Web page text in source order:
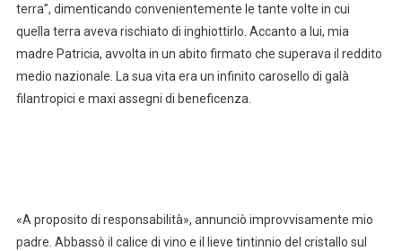
terra”, dimenticando convenientemente le tante volte in cui
quella terra aveva rischiato di inghiottirlo. Accanto a lui, mia
madre Patricia, avvolta in un abito firmato che superava il reddito
medio nazionale. La sua vita era un infinito carosello di galà
filantropici e maxi assegni di beneficenza.
«A proposito di responsabilità», annunciò improvvisamente mio
padre. Abbassò il calice di vino e il lieve tintinnio del cristallo sul